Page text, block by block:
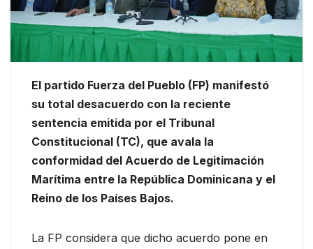
El partido Fuerza del Pueblo (FP) manifestó
su total desacuerdo con la reciente
sentencia emitida por el Tribunal
Constitucional (TC), que avala la
conformidad del Acuerdo de Legitimación
Marítima entre la República Dominicana y el
Reino de los Países Bajos.
La FP considera que dicho acuerdo pone en